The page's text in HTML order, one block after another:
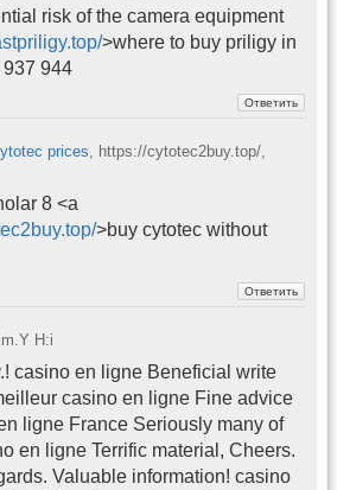
risk of the camera equipment
>where to buy priligy in
937 944
prices, https://cytotec2buy.top/,
8 <a
>buy cytotec without
H:i
casino en ligne Beneficial write
casino en ligne Fine advice
ligne France Seriously many of
en ligne Terrific material, Cheers.
Valuable information! casino